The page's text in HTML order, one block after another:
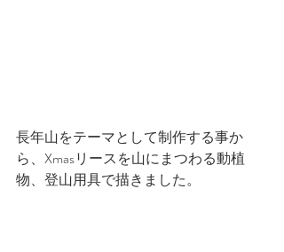
長年山をテーマとして制作する事か
ら、Xmasリースを山にまつわる動植
物、登山用具で描きました。